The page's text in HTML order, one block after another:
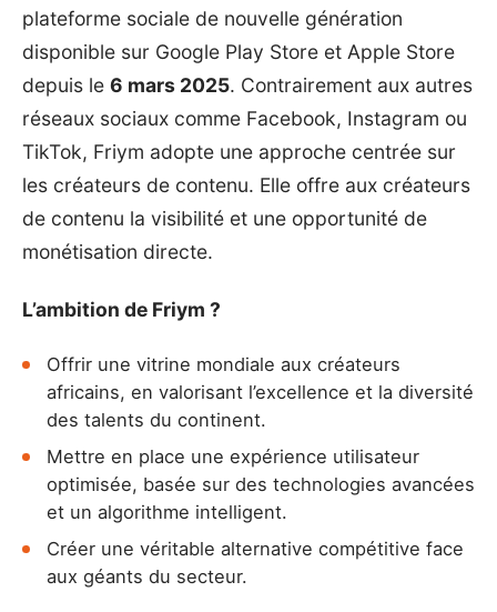
plateforme sociale de nouvelle génération
disponible sur Google Play Store et Apple Store
depuis le 6 mars 2025. Contrairement aux autres
réseaux sociaux comme Facebook, Instagram ou
TikTok, Friym adopte une approche centrée sur
les créateurs de contenu. Elle offre aux créateurs
de contenu la visibilité et une opportunité de
monétisation directe.
L’ambition de Friym ?
Offrir une vitrine mondiale aux créateurs
africains, en valorisant l’excellence et la diversité
des talents du continent.
Mettre en place une expérience utilisateur
optimisée, basée sur des technologies avancées
et un algorithme intelligent.
Créer une véritable alternative compétitive face
aux géants du secteur.